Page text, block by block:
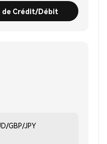
de Crédit/Débit
GBP/JPY